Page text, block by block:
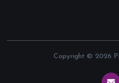
Copyright © 2026